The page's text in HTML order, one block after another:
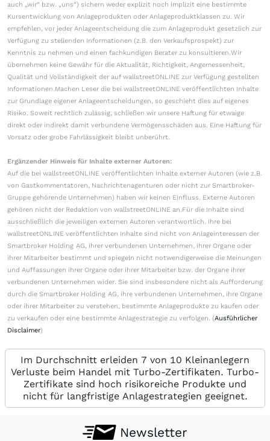
auch „wir“ bzw. „uns“) sichern weder explizit noch implizit eine bestimmte
Kursentwicklung von Anlageprodukten oder Anlageproduktklassen zu. Wir
empfehlen, vor jeder Anlageentscheidung die zum Anlageprodukt gesetzlich zur
Verfügung zu stellenden Informationen (z.B. den Verkaufsprospekt) zur
Kenntnis zu nehmen und einen fachkundigen Berater zu konsultieren.Wir
übernehmen keine Gewähr für die Aktualität, Richtigkeit, Angemessenheit,
Qualität und Vollständigkeit der auf wallstreetONLINE zur Verfügung gestellten
Informationen.Machen Leser die bei wallstreetONLINE veröffentlichten Inhalte
zur Grundlage eigener Anlageentscheidungen, so geschieht dies auf eigenes
Risiko. Soweit rechtlich zulässig, schließen wir unsere Haftung für etwaige
direkt oder indirekt damit verbundene Vermögensschäden aus. Eine Haftung für
Vorsatz oder grobe Fahrlässigkeit bleibt unberührt.
Ergänzender Hinweis für Inhalte externer Autoren:
Auf die bei wallstreetONLINE veröffentlichten Inhalte externer Autoren (wie z.B.
von Gastkommentatoren, Nachrichtenagenturen oder nicht zur Smartbroker-
Gruppe gehörende Unternehmen) haben wir keinen Einfluss. Externe Autoren
gehören nicht der Redaktion von wallstreetONLINE an.Für die Inhalte sind
ausschließlich die jeweiligen externen Autoren verantwortlich. Ihre bei
wallstreetONLINE veröffentlichten Inhalte sind nicht von Anlageinteressen der
Smartbroker Holding AG, ihrer verbundenen Unternehmen, ihrer Organe oder
ihrer Mitarbeiter bestimmt und spiegeln nicht notwendigerweise die Meinungen
und Auffassungen ihrer Organe oder ihrer Mitarbeiter bzw. der Organe ihrer
verbundenen Unternehmen wider. Sie sind insbesondere nicht als Aufforderung
durch die Smartbroker Holding AG, ihre verbundenen Unternehmen, ihre Organe
oder ihrer Mitarbeiter zu verstehen, bestimmte Anlageprodukte zu kaufen oder
zu verkaufen oder eine bestimmte Anlagestrategie zu verfolgen. (Ausführlicher
Disclaimer)
Im Durchschnitt erleiden 7 von 10 Kleinanlegern
Verluste beim Handel mit Turbo-Zertifikaten. Turbo-
Zertifikate sind hoch risikoreiche Produkte und
nicht für langfristige Anlagestrategien geeignet.
Newsletter